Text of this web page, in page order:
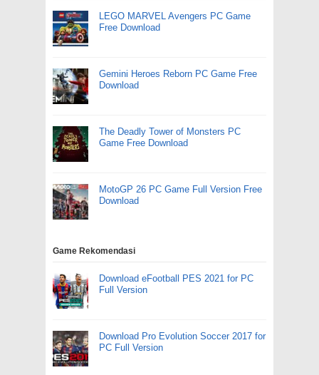
LEGO MARVEL Avengers PC Game
Free Download
Gemini Heroes Reborn PC Game Free
Download
The Deadly Tower of Monsters PC
Game Free Download
MotoGP 26 PC Game Full Version Free
Download
Game Rekomendasi
Download eFootball PES 2021 for PC
Full Version
Download Pro Evolution Soccer 2017 for
PC Full Version